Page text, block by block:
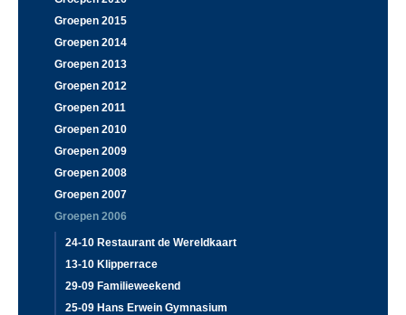
Groepen 2015
Groepen 2014
Groepen 2013
Groepen 2012
Groepen 2011
Groepen 2010
Groepen 2009
Groepen 2008
Groepen 2007
Groepen 2006
24-10 Restaurant de Wereldkaart
13-10 Klipperrace
29-09 Familieweekend
25-09 Hans Erwein Gymnasium